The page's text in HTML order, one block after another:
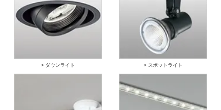
> ダウンライト > スポットライト